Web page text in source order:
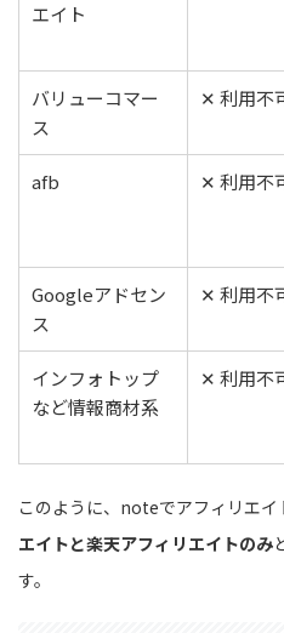
エイト
バリューコマー
ス
✕ 利用不
afb ✕ 利用不
Googleアドセン
ス
✕ 利用不
インフォトップ
など情報商材系
✕ 利用不
このように、noteでアフィリエイ
エイトと楽天アフィリエイトのみ
す。